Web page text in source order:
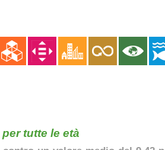
tutte le età